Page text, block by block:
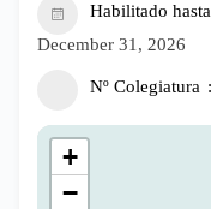
Habilitado hasta
December 31, 2026
Nº Colegiatura
+
−